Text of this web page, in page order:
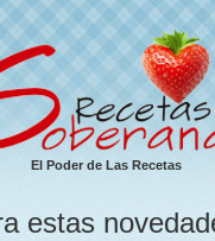
El Poder de Las Recetas
estas